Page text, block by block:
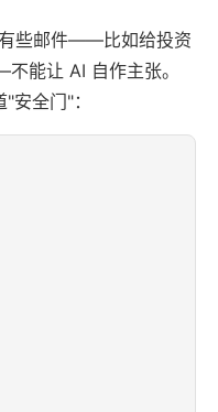
些邮件——比如给投资
能让 AI 自作主张。
全门"：